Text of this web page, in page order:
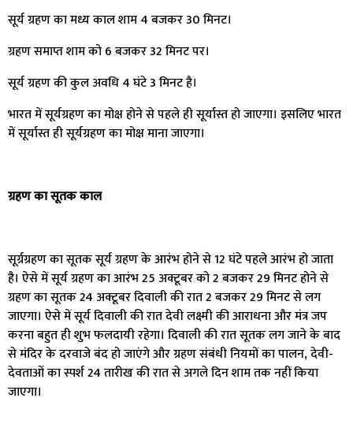
सूर्य ग्रहण का मध्य काल शाम 4 बजकर 30 मिनट।
ग्रहण समाप्त शाम को 6 बजकर 32 मिनट पर।
सूर्य ग्रहण की कुल अवधि 4 घंटे 3 मिनट है।
भारत में सूर्यग्रहण का मोक्ष होने से पहले ही सूर्यास्त हो जाएगा। इसलिए भारत
में सूर्यास्त ही सूर्यग्रहण का मोक्ष माना जाएगा।
ग्रहण का सूतक काल
सूर्ग्रग्रहण का सूतक सूर्य ग्रहण के आरंभ होने से 12 घंटे पहले आरंभ हो जाता
है। ऐसे में सूर्य ग्रहण का आरंभ 25 अक्टूबर को 2 बजकर 29 मिनट होने से
ग्रहण का सूतक 24 अक्टूबर दिवाली की रात 2 बजकर 29 मिनट से लग
जाएगा। ऐसे में सूर्य दिवाली की रात देवी लक्ष्मी की आराधना और मंत्र जप
करना बहुत ही शुभ फलदायी रहेगा। दिवाली की रात सूतक लग जाने के बाद
से मंदिर के दरवाजे बंद हो जाएंगे और ग्रहण संबंधी नियमों का पालन, देवी-
देवताओं का स्पर्श 24 तारीख की रात से अगले दिन शाम तक नहीं किया
जाएगा।